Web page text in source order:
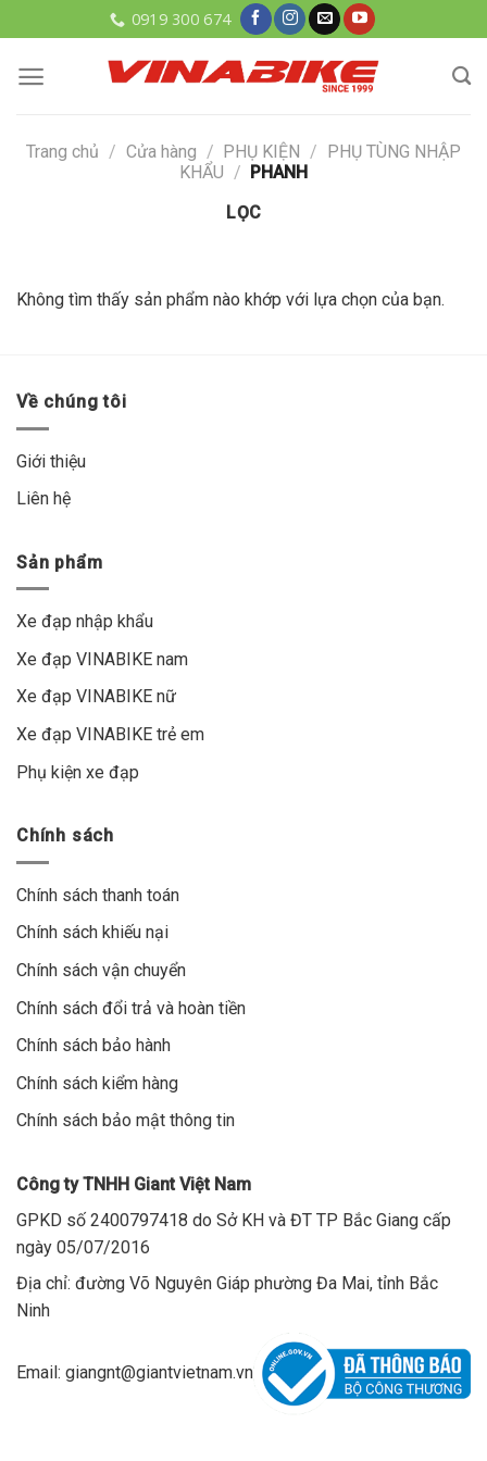
to
content
0919 300 674
Trang chủ / Cửa hàng / PHỤ KIỆN / PHỤ TÙNG NHẬP
KHẨU / PHANH
LỌC
Không tìm thấy sản phẩm nào khớp với lựa chọn của bạn.
Về chúng tôi
Giới thiệu
Liên hệ
Sản phẩm
Xe đạp nhập khẩu
Xe đạp VINABIKE nam
Xe đạp VINABIKE nữ
Xe đạp VINABIKE trẻ em
Phụ kiện xe đạp
Chính sách
Chính sách thanh toán
Chính sách khiếu nại
Chính sách vận chuyển
Chính sách đổi trả và hoàn tiền
Chính sách bảo hành
Chính sách kiểm hàng
Chính sách bảo mật thông tin
Công ty TNHH Giant Việt Nam
GPKD số 2400797418 do Sở KH và ĐT TP Bắc Giang cấp
ngày 05/07/2016
Địa chỉ: đường Võ Nguyên Giáp phường Đa Mai, tỉnh Bắc
Ninh
Email: giangnt@giantvietnam.vn